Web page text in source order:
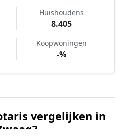
Huishoudens
8.405
Koopwoningen
-%
vergelijken in